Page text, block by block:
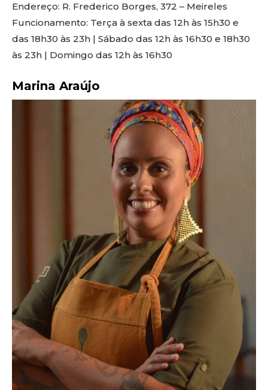
Endereço: R. Frederico Borges, 372 – Meireles
Funcionamento: Terça à sexta das 12h às 15h30 e
das 18h30 às 23h | Sábado das 12h às 16h30 e 18h30
às 23h | Domingo das 12h às 16h30
Marina Araújo